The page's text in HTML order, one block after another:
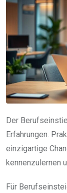
Der
Erfahrungen.
einzigartige
kennenzulernen
Für